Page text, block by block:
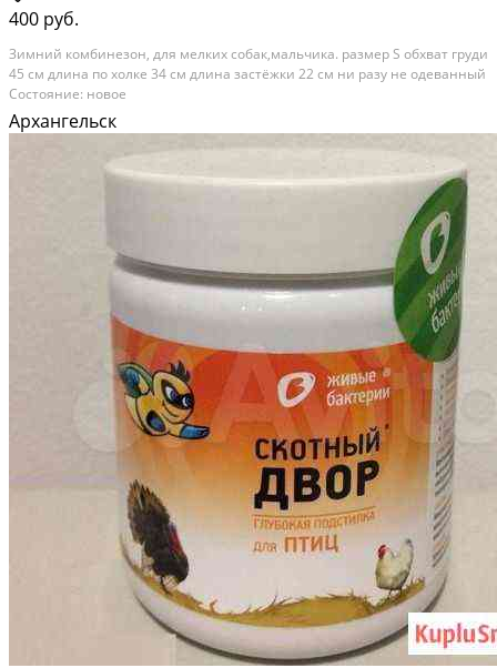
400 руб.
Зимний комбинезон, для мелких собак,мальчика. размер S обхват груди
45 см длина по холке 34 см длина застёжки 22 см ни разу не одеванный
Состояние: новое
Архангельск